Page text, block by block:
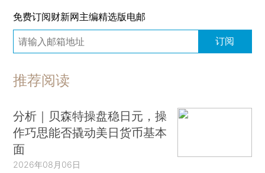
免费订阅财新网主编精选版电邮
订阅
推荐阅读
分析｜贝森特操盘稳日元，操
作巧思能否撬动美日货币基本
面
2026年08月06日